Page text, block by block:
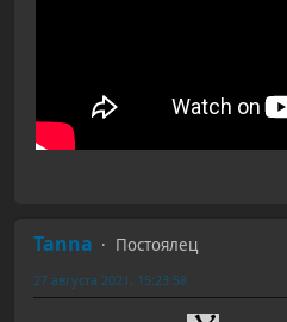
Tanna
Постоялец
27 августа 2021, 15:23:58